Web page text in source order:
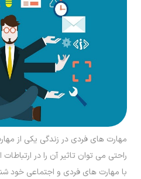
مهارت های فردی در زندگی یکی از
راحتی می توان تاثیر آن را در
با مهارت های فردی و اجتماعی خود